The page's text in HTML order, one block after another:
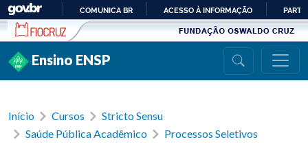
Ir para conteúdo
PARA
COMUNICA BR ACESSO À INFORMAÇÃO
Ensino ENSP
Início Cursos
Stricto Sensu
Saúde Pública Acadêmico
Processos Seletivos